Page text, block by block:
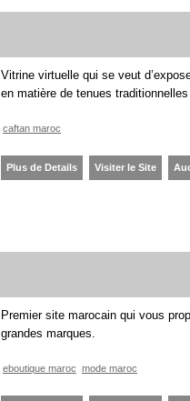
Vitrine virtuelle qui se veut
en matière de tenues
caftan maroc
Plus de Details Visiter le Site
Premier site marocain qui vous
grandes marques.
eboutique maroc mode maroc